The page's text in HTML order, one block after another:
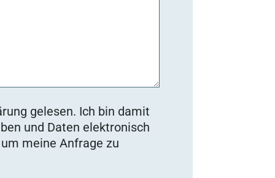
gelesen. Ich bin damit
und Daten elektronisch
meine Anfrage zu